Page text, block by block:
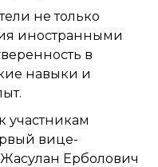
не только
иностранными
в
навыки и
участникам
вице-
Ерболович